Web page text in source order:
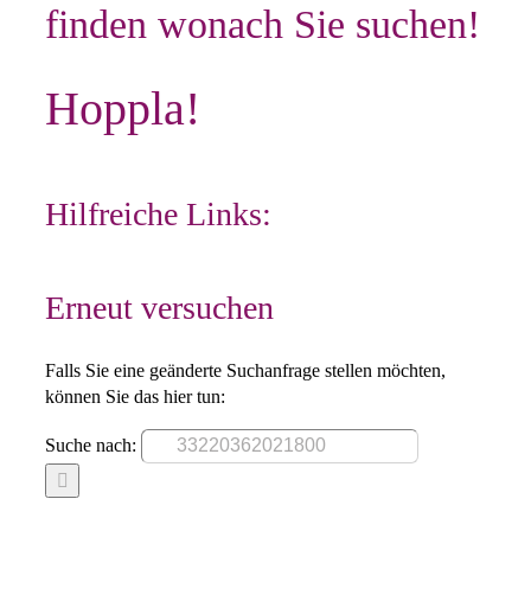
finden wonach Sie suchen!
Hoppla!
Hilfreiche Links:
Erneut versuchen
Falls Sie eine geänderte Suchanfrage stellen möchten,
können Sie das hier tun:
Suche nach: